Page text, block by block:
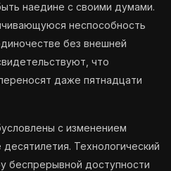
наедине с своими думами.
неспособность
без внешней
что
даже пятнадцати
с изменением
Технологический
беспрерывной доступности